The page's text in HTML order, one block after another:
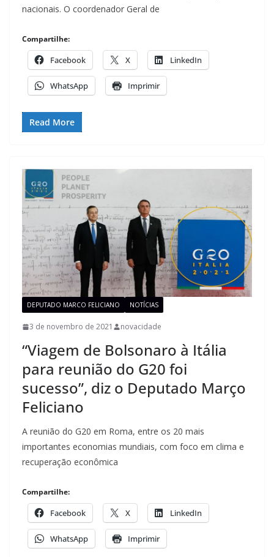
nacionais. O coordenador Geral de
Compartilhe:
Facebook X LinkedIn
WhatsApp Imprimir
Read More
DEPUTADO MARCO FELICIANO NOTÍCIAS
3 de novembro de 2021 novacidade
“Viagem de Bolsonaro à Itália
para reunião do G20 foi
sucesso”, diz o Deputado Março
Feliciano
A reunião do G20 em Roma, entre os 20 mais
importantes economias mundiais, com foco em clima e
recuperação econômica
Compartilhe:
Facebook X LinkedIn
WhatsApp Imprimir